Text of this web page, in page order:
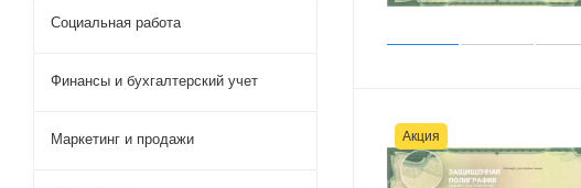
Акция
Социальная работа
Финансы и бухгалтерский учет
Маркетинг и продажи